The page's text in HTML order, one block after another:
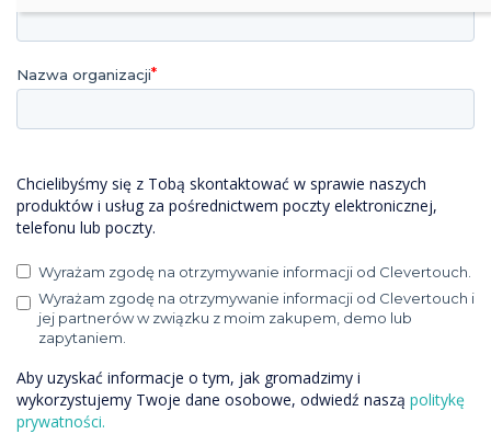
Nazwa organizacji
Chcielibyśmy się z Tobą skontaktować w sprawie naszych
produktów i usług za pośrednictwem poczty elektronicznej,
telefonu lub poczty.
Wyrażam zgodę na otrzymywanie informacji od Clevertouch.
Wyrażam zgodę na otrzymywanie informacji od Clevertouch i
jej partnerów w związku z moim zakupem, demo lub
zapytaniem.
Aby uzyskać informacje o tym, jak gromadzimy i
wykorzystujemy Twoje dane osobowe, odwiedź naszą politykę
prywatności.